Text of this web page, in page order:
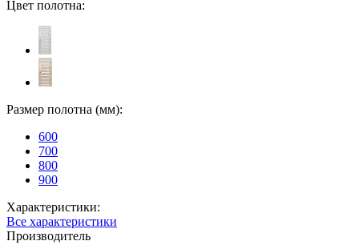
Цвет полотна:
Размер полотна (мм):
600
700
800
900
Характеристики:
Все характеристики
Производитель